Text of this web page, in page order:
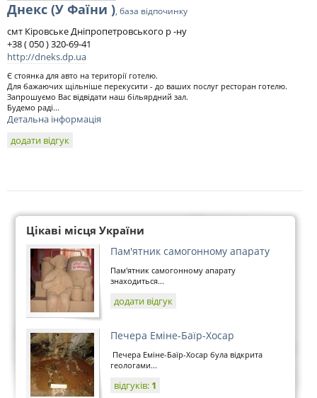
Днекс (У Фаїни ), база відпочинку
смт Кіровське Дніпропетровського р -ну
+38 ( 050 ) 320-69-41
http://dneks.dp.ua
Є стоянка для авто на території готелю.
Для бажаючих щільніше перекусити - до ваших послуг ресторан готелю.
Запрошуємо Вас відвідати наш більярдний зал.
Будемо раді...
Детальна інформація
додати відгук
Цікаві місця України
Пам'ятник самогонному апарату
Пам'ятник самогонному апарату
знаходиться...
додати відгук
Печера Еміне-Баїр-Хосар
Печера Еміне-Баїр-Хосар була відкрита
геологами...
відгуків: 1